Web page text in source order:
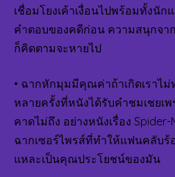
เชื่อมโยงเค้าเงื่อนไปพร้อมทั้งนัก
คำตอบของคดีก่อน ความสนุกจา
ก็คิดตามจะหายไป
• ฉากหักมุมมีคุณค่าถ้าเกิดเราไม่
หลายครั้งที่หนังได้รับคำชมเชยเ
คาดไม่ถึง อย่างหนังเรื่อง
ฉากเซอร์ไพรส์ที่ทำให้แฟนคลับร้
แหละเป็นคุณประโยชน์ของมัน